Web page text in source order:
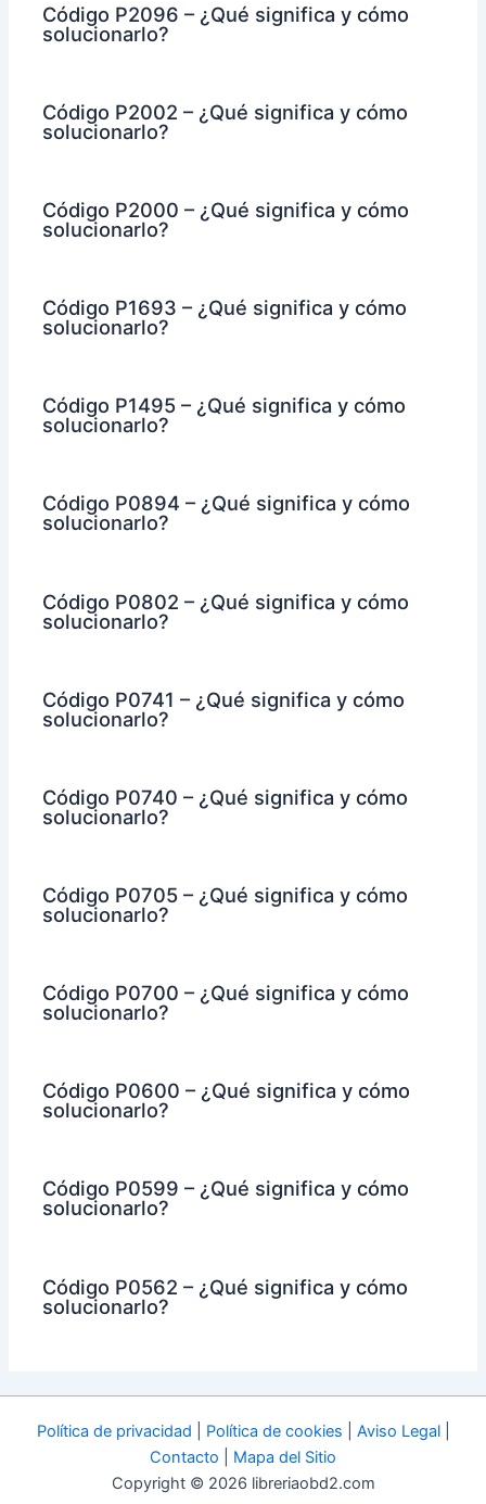
Código P2096 – ¿Qué significa y cómo
solucionarlo?
Código P2002 – ¿Qué significa y cómo
solucionarlo?
Código P2000 – ¿Qué significa y cómo
solucionarlo?
Código P1693 – ¿Qué significa y cómo
solucionarlo?
Código P1495 – ¿Qué significa y cómo
solucionarlo?
Código P0894 – ¿Qué significa y cómo
solucionarlo?
Código P0802 – ¿Qué significa y cómo
solucionarlo?
Código P0741 – ¿Qué significa y cómo
solucionarlo?
Código P0740 – ¿Qué significa y cómo
solucionarlo?
Código P0705 – ¿Qué significa y cómo
solucionarlo?
Código P0700 – ¿Qué significa y cómo
solucionarlo?
Código P0600 – ¿Qué significa y cómo
solucionarlo?
Código P0599 – ¿Qué significa y cómo
solucionarlo?
Código P0562 – ¿Qué significa y cómo
solucionarlo?
Política de privacidad Política de cookies Aviso Legal|
Contacto
Mapa del Sitio
Copyright © 2026 libreriaobd2.com